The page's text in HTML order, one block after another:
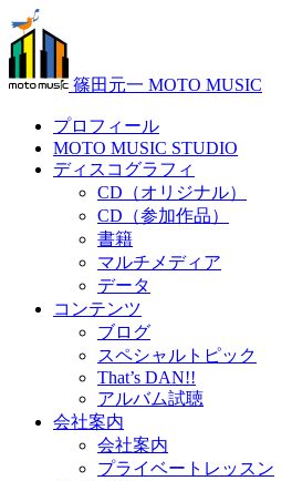
篠田元一 MOTO MUSIC
プロフィール
MOTO MUSIC STUDIO
ディスコグラフィ
CD（オリジナル）
CD（参加作品）
書籍
マルチメディア
データ
コンテンツ
ブログ
スペシャルトピック
That’s DAN!!
アルバム試聴
会社案内
会社案内
プライベートレッスン